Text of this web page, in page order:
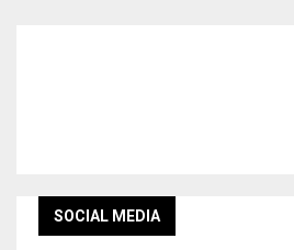
SOCIAL MEDIA